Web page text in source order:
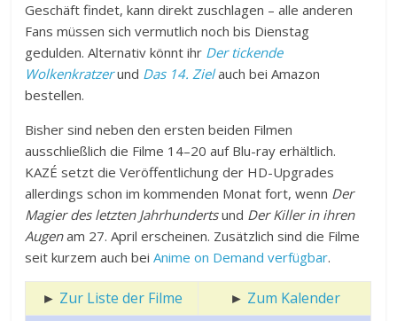
Geschäft findet, kann direkt zuschlagen – alle anderen
Fans müssen sich vermutlich noch bis Dienstag
gedulden. Alternativ könnt ihr Der tickende
Wolkenkratzerund Das 14. Zielauch bei Amazon
bestellen.
Bisher sind neben den ersten beiden Filmen
ausschließlich die Filme 14–20 auf Blu-ray erhältlich.
KAZÉ setzt die Veröffentlichung der HD-Upgrades
allerdings schon im kommenden Monat fort, wenn Der
Magier des letzten Jahrhundertsund Der Killer in ihren
Augenam 27. April erscheinen. Zusätzlich sind die Filme
seit kurzem auch beiAnime on Demand verfügbar.
► Zur Liste der Filme ► Zum Kalender